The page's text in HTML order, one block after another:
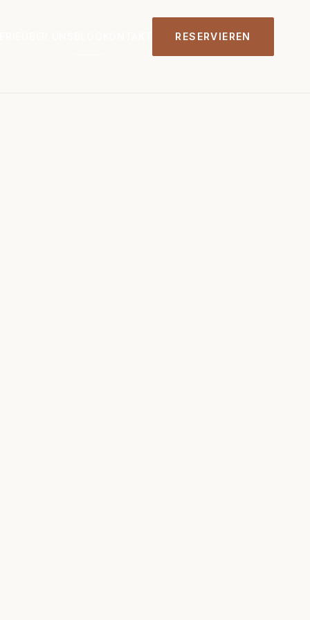
RESERVIEREN